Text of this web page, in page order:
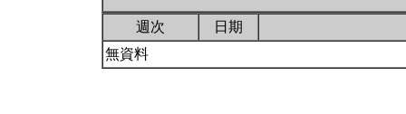
週次
日期
無資料